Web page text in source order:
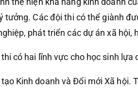
tưởng. Các đội thi có thể giành
phát triển các dự án xã hội,
có hai lĩnh vực cho học sinh lựa
Kinh doanh và Đổi mới Xã hội.